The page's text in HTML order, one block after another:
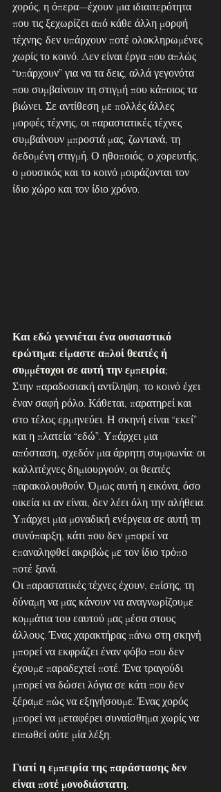
χορός, η όπερα—έχουν μια ιδιαιτερότητα
που τις ξεχωρίζει από κάθε άλλη μορφή
τέχνης: δεν υπάρχουν ποτέ ολοκληρωμένες
χωρίς το κοινό. Δεν είναι έργα που απλώς
“υπάρχουν” για να τα δεις, αλλά γεγονότα
που συμβαίνουν τη στιγμή που κάποιος τα
βιώνει. Σε αντίθεση με πολλές άλλες
μορφές τέχνης, οι παραστατικές τέχνες
συμβαίνουν μπροστά μας, ζωντανά, τη
δεδομένη στιγμή. Ο ηθοποιός, ο χορευτής,
ο μουσικός και το κοινό μοιράζονται τον
ίδιο χώρο και τον ίδιο χρόνο.
Και εδώ γεννιέται ένα ουσιαστικό
ερώτημα: είμαστε απλοί θεατές ή
συμμέτοχοι σε αυτή την εμπειρία;
Στην παραδοσιακή αντίληψη, το κοινό έχει
έναν σαφή ρόλο. Κάθεται, παρατηρεί και
στο τέλος ερμηνεύει. Η σκηνή είναι “εκεί”
και η πλατεία “εδώ”. Υπάρχει μια
απόσταση, σχεδόν μια άρρητη συμφωνία: οι
καλλιτέχνες δημιουργούν, οι θεατές
παρακολουθούν. Όμως αυτή η εικόνα, όσο
οικεία κι αν είναι, δεν λέει όλη την αλήθεια.
Υπάρχει μια μοναδική ενέργεια σε αυτή τη
συνύπαρξη, κάτι που δεν μπορεί να
επαναληφθεί ακριβώς με τον ίδιο τρόπο
ποτέ ξανά.
Οι παραστατικές τέχνες έχουν, επίσης, τη
δύναμη να μας κάνουν να αναγνωρίζουμε
κομμάτια του εαυτού μας μέσα στους
άλλους. Ένας χαρακτήρας πάνω στη σκηνή
μπορεί να εκφράζει έναν φόβο που δεν
έχουμε παραδεχτεί ποτέ. Ένα τραγούδι
μπορεί να δώσει λόγια σε κάτι που δεν
ξέραμε πώς να εξηγήσουμε. Ένας χορός
μπορεί να μεταφέρει συναίσθημα χωρίς να
ειπωθεί ούτε μία λέξη.
Γιατί η εμπειρία της παράστασης δεν
είναι ποτέ μονοδιάστατη.